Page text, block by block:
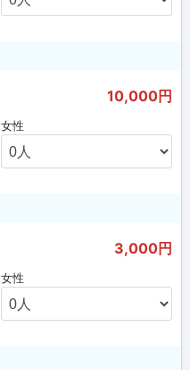
10,000円
女性
3,000円
女性